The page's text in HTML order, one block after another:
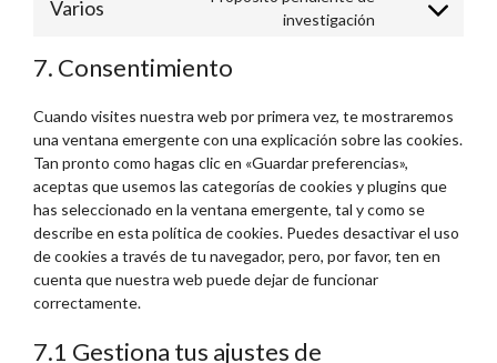
Varios
investigación
Consent
7. Consentimiento
Cuando visites nuestra web por primera vez, te mostraremos
una ventana emergente con una explicación sobre las cookies.
Tan pronto como hagas clic en «Guardar preferencias»,
aceptas que usemos las categorías de cookies y plugins que
has seleccionado en la ventana emergente, tal y como se
describe en esta política de cookies. Puedes desactivar el uso
de cookies a través de tu navegador, pero, por favor, ten en
cuenta que nuestra web puede dejar de funcionar
correctamente.
7.1 Gestiona tus ajustes de